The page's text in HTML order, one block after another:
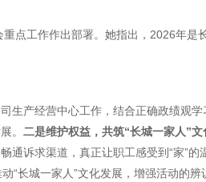
点工作作出部署。她指出，2026年
生产经营中心工作，结合正确政绩观
。 二是维护权益，共筑“长城一家人”文
诉求渠道，真正让职工感受到“家”的
长城一家人”文化发展，增强活动的辨